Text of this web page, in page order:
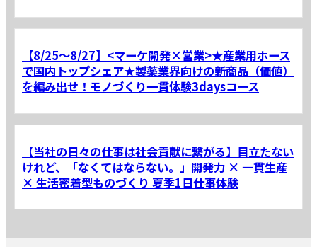
【8/25～8/27】<マーケ開発×営業>★産業用ホース
で国内トップシェア★製薬業界向けの新商品（価値）
を編み出せ！モノづくり一貫体験3daysコース
【当社の日々の仕事は社会貢献に繋がる】目立たない
けれど、「なくてはならない。」開発力 × 一貫生産
× 生活密着型ものづくり 夏季1日仕事体験